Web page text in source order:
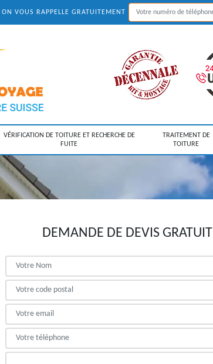
ON VOUS RAPPELLE GRATUITEMENT
VÉRIFICATION DE TOITURE ET RECHERCHE DE
FUITE
TRAITEMENT DE
TOITURE
DEMANDE DE DEVIS GRATUIT